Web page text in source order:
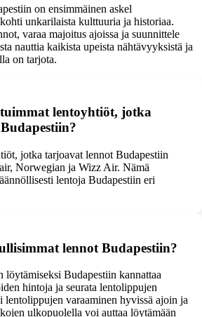
on ensimmäinen askel
unkarilaista kulttuuria ja historiaa.
varaa majoitus ajoissa ja suunnittele
nauttia kaikista upeista nähtävyyksistä ja
on tarjota.
lentoyhtiöt, jotka
jotka tarjoavat lennot Budapestiin
Norwegian ja Wizz Air. Nämä
lentoja Budapestiin eri
lennot Budapestiin?
löytämiseksi Budapestiin kannattaa
hintoja ja seurata lentolippujen
lentolippujen varaaminen hyvissä ajoin ja
ulkopuolella voi auttaa löytämään